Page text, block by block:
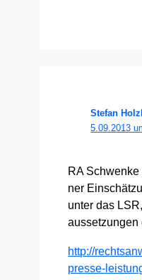
Stefan
5.09.2013
RA
ner
unter das
aus­set­zun­gen
http://​
p​r​e​s​s​e​-​